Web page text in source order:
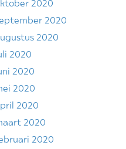
2020
2020
2020
2020
2020
2020
2020
2020
2020